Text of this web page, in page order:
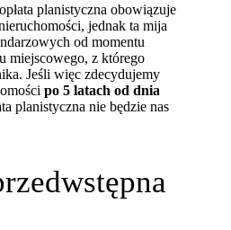
planistyczna obowiązuje
jednak ta mija
od momentu
miejscowego, z którego
Jeśli więc zdecydujemy
po 5 latach od dnia
planistyczna nie będzie nas